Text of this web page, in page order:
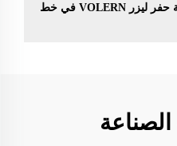
ما مدى سهولة تشغيل ودمج آلة حفر ليزر VOLERN في خط